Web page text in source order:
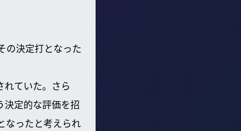
の決定打となった
ていた。さら
決定的な評価を招
なったと考えられ